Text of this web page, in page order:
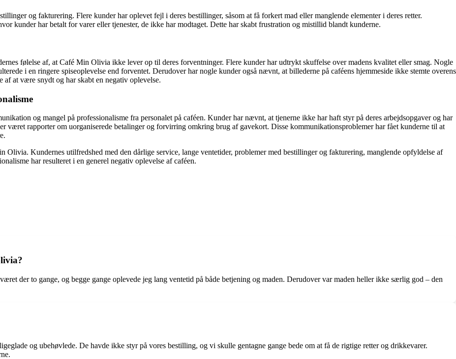
og fakturering. Flere kunder har oplevet fejl i deres bestillinger, såsom at få forkert mad eller manglende elementer i deres retter.
kunder har betalt for varer eller tjenester, de ikke har modtaget. Dette har skabt frustration og mistillid blandt kunderne.
følelse af, at Café Min Olivia ikke lever op til deres forventninger. Flere kunder har udtrykt skuffelse over madens kvalitet eller smag. Nogle
i en ringere spiseoplevelse end forventet. Derudover har nogle kunder også nævnt, at billederne på caféens hjemmeside ikke stemte overens
at være snydt og har skabt en negativ oplevelse.
og mangel på professionalisme fra personalet på caféen. Kunder har nævnt, at tjenerne ikke har haft styr på deres arbejdsopgaver og har
været rapporter om uorganiserede betalinger og forvirring omkring brug af gavekort. Disse kommunikationsproblemer har fået kunderne til at
Olivia. Kundernes utilfredshed med den dårlige service, lange ventetider, problemer med bestillinger og fakturering, manglende opfyldelse af
har resulteret i en generel negativ oplevelse af caféen.
der to gange, og begge gange oplevede jeg lang ventetid på både betjening og maden. Derudover var maden heller ikke særlig god – den
og ubehøvlede. De havde ikke styr på vores bestilling, og vi skulle gentagne gange bede om at få de rigtige retter og drikkevarer.